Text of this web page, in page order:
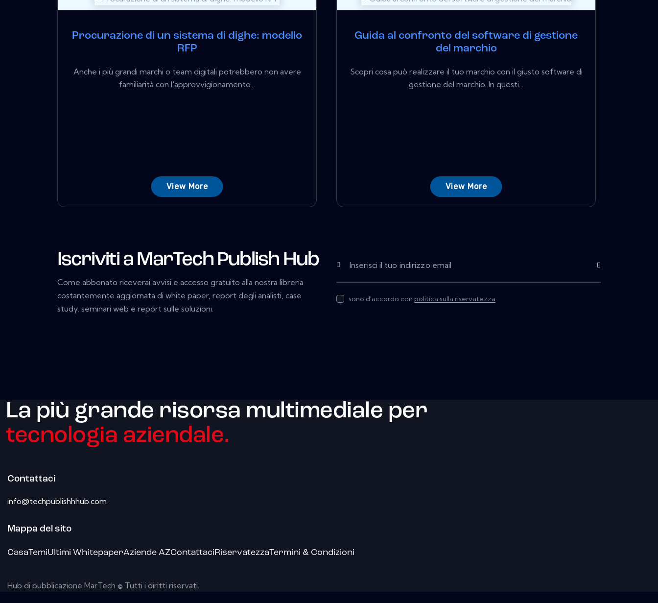
Procurazione di un sistema di dighe: modello
RFP
Anche i più grandi marchi o team digitali potrebbero non avere
familiarità con l'approvvigionamento...
View More
Guida al confronto del software di gestione
del marchio
Scopri cosa può realizzare il tuo marchio con il giusto software di
gestione del marchio. In questi...
View More
Iscriviti a MarTech Publish Hub
Come abbonato riceverai avvisi e accesso gratuito alla nostra libreria
costantemente aggiornata di white paper, report degli analisti, case
study, seminari web e report sulle soluzioni.
sono d'accordo con politica sulla riservatezza.
La più grande risorsa multimediale per
tecnologia aziendale.
Contattaci
info@techpublishhhub.com
Mappa del sito
CasaTemiUltimi WhitepaperAziende AZContattaciRiservatezzaTermini & Condizioni
Hub di pubblicazione MarTech © Tutti i diritti riservati.